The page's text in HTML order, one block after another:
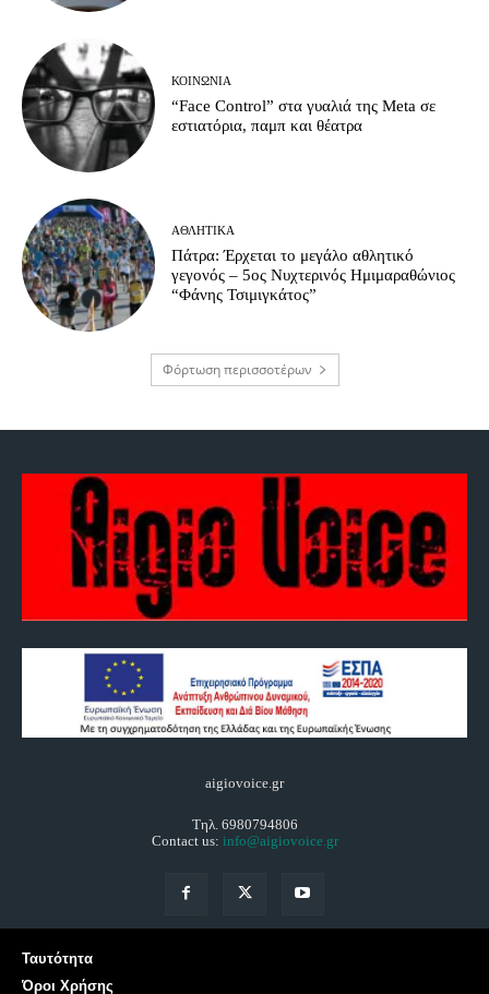
ΚΟΙΝΩΝΊΑ
“Face Control” στα γυαλιά της Meta σε
εστιατόρια, παμπ και θέατρα
ΑΘΛΗΤΙΚΆ
Πάτρα: Έρχεται το μεγάλο αθλητικό
γεγονός – 5ος Νυχτερινός Ημιμαραθώνιος
“Φάνης Τσιμιγκάτος”
Φόρτωση περισσοτέρων
aigiovoice.gr
Τηλ. 6980794806
Contact us: info@aigiovoice.gr
Ταυτότητα
Όροι Χρήσης